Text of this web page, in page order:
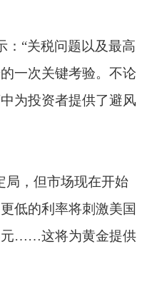
：“关税问题以及最高
一次关键考验。不论
为投资者提供了避风
局，但市场现在开始
低的利率将刺激美国
元……这将为黄金提供